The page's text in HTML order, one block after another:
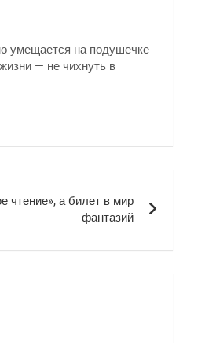
умещается на подушечке
— не чихнуть в
чтение», а билет в мир
фантазий